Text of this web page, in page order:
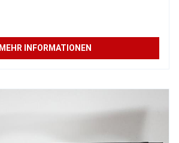
MEHR INFORMATIONEN